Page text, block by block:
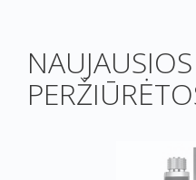
NAUJAUSIOS